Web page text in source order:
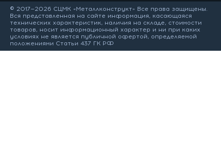
© 2017—2026 СЦМК «Металлконструкт» Все права защищены.
Вся представленная на сайте информация, касающаяся
технических характеристик, наличия на складе, стоимости
товаров, носит информационный характер и ни при каких
условиях не является публичной офертой, определяемой
положениями Статьи 437 ГК РФ